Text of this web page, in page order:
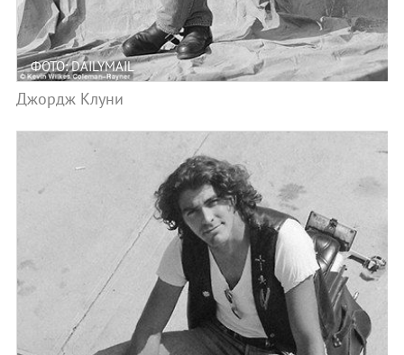
ФОТО: DAILYMAIL
Джордж Клуни